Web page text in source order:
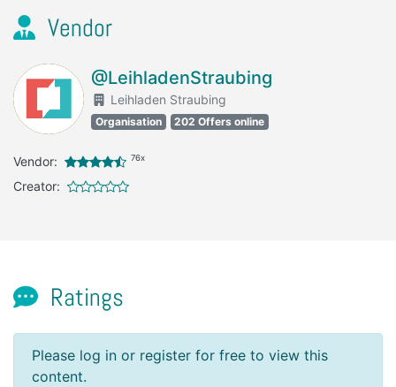
Vendor
@LeihladenStraubing
Leihladen Straubing
Organisation 202 Offers online
Vendor: 76x
Creator:
Ratings
Please log in or register for free to view this
content.